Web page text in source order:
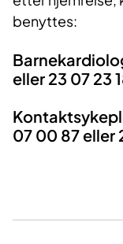
benyttes:
eller 23 07 23
07 00 87 eller